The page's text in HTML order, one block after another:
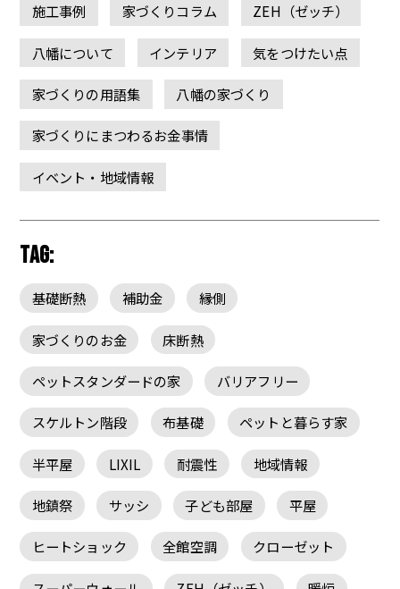
施工事例 家づくりコラム ZEH（ゼッチ）
八幡について インテリア 気をつけたい点
家づくりの用語集 八幡の家づくり
家づくりにまつわるお金事情
イベント・地域情報
TAG:
基礎断熱 補助金 縁側
家づくりのお金 床断熱
ペットスタンダードの家 バリアフリー
スケルトン階段 布基礎 ペットと暮らす家
半平屋 LIXIL 耐震性 地域情報
地鎮祭 サッシ 子ども部屋 平屋
ヒートショック 全館空調 クローゼット